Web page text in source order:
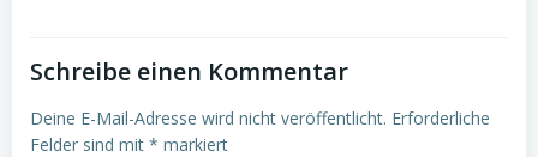
Schreibe einen Kommentar
Deine E-Mail-Adresse wird nicht veröffentlicht. Erforderliche
Felder sind mit * markiert